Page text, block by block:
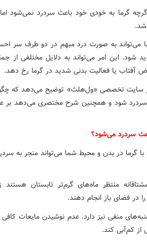
گرما به خودی خود باعث سردرد نمی‌شود
می‌تواند به صورت درد مبهم در دو طرف سر
شود. این امر می‌تواند به دلایل مختلفی از
آفتاب یا فعالیت بدنی شدید در گرما رخ دهد.
از سایت تخصصی «ول‌هلث» توضیح می‌دهد که
سردرد شود و همچنین شرح مختصری می‌دهد بر
سردرد می‌شود؟
گرما در بدن و محیط شما می‌تواند منجر به
منتظر ماه‌های گرم‌تر تابستان هستند
در فضای باز انجام دهند.
منفی نیز دارد. عدم نوشیدن مایعات
از کم‌آبی کند.